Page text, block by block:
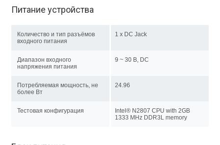
Питание устройства
Количество и тип разъёмов
входного питания
1 x DC Jack
Диапазон входного
напряжения питания
9 ~ 30 В, DC
Потребляемая мощность, не
более Вт
24.96
Тестовая конфигурация
Intel® N2807 CPU with 2GB
1333 MHz DDR3L memory